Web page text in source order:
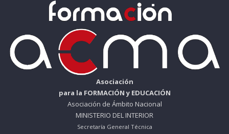
Asociación
para la FORMACIÓN y EDUCACIÓN
Asociación de Ámbito Nacional
MINISTERIO DEL INTERIOR
Secretaría General Técnica